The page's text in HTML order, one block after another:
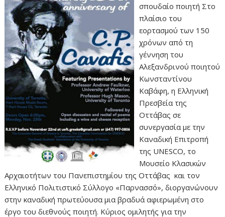
σπουδαίο ποιητή Στο
πλαίσιο του
εορτασμού των 150
χρόνων από τη
γέννηση του
Αλεξανδρινού ποιητού
Κωνσταντίνου
Καβάφη, η Ελληνική
Πρεσβεία της
Οττάβας σε
συνεργασία με την
Καναδική Επιτροπή
της UNESCO, το
Μουσείο Κλασικών
Αρχαιοτήτων του Πανεπιστημίου της Οττάβας και τον
Ελληνικό Πολιτιστικό Σύλλογο «Παρνασσό», διοργανώνουν
στην καναδική πρωτεύουσα μια βραδυά αφιερωμένη στο
έργο του διεθνούς ποιητή. Κύριος ομιλητής για την